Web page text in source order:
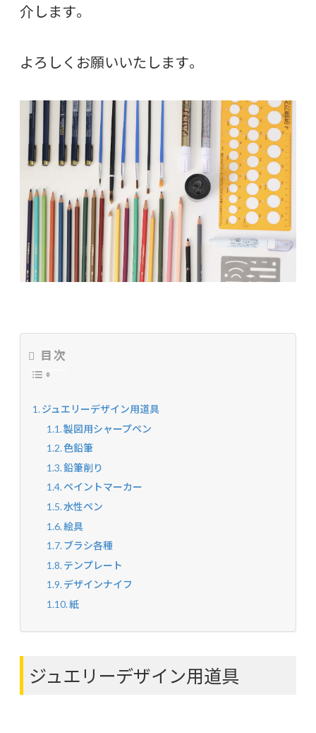
介します。
よろしくお願いいたします。
目次
ジュエリーデザイン用道具
製図用シャープペン
色鉛筆
鉛筆削り
ペイントマーカー
水性ペン
絵具
ブラシ各種
テンプレート
デザインナイフ
紙
ジュエリーデザイン用道具